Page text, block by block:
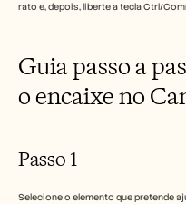
rato e, depois, liberte a tecla Ctrl/
Guia passo a
o encaixe no
Passo 1
Selecione o elemento que pretende
Iniciar